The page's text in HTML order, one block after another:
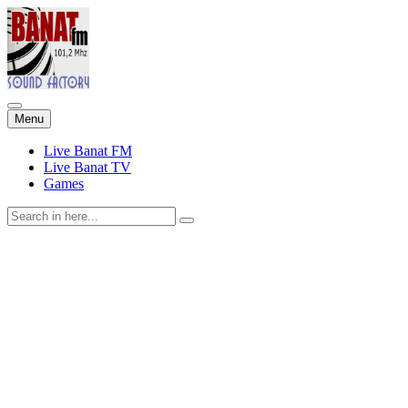
Menu Skip
to
content
Live Banat FM
Live Banat TV
Games
Search
for: